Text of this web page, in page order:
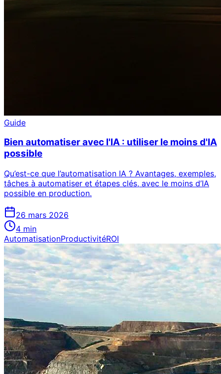
Guide
Bien automatiser avec l'IA : utiliser le moins d'IA
possible
Qu’est-ce que l’automatisation IA ? Avantages, exemples,
tâches à automatiser et étapes clés, avec le moins d’IA
possible en production.
26 mars 2026
4 min
AutomatisationProductivitéROI